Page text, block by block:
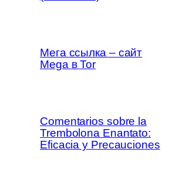
Мега ссылка – сайт
Mega в Tor
Comentarios sobre la
Trembolona Enantato:
Eficacia y Precauciones